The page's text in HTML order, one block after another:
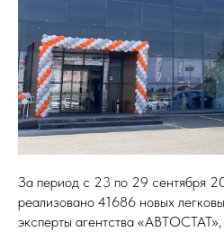
За период с 23 по 29 сентября
реализовано 41686 новых
эксперты агентства «АВТОСТАТ»,